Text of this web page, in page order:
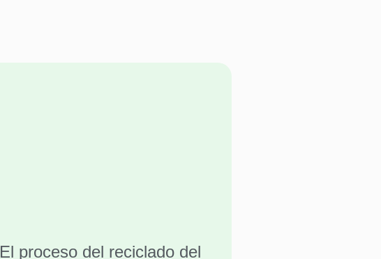
El proceso del reciclado del